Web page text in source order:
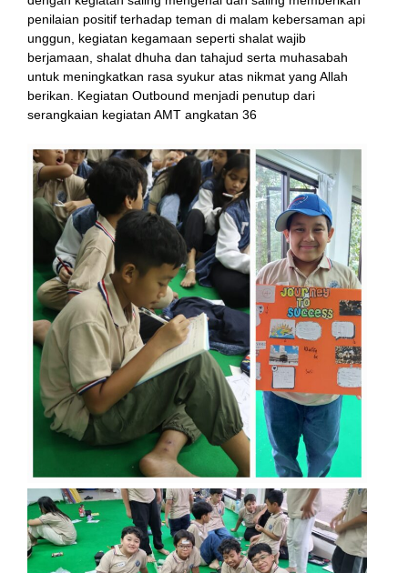
penilaian positif terhadap teman di malam kebersaman api
unggun, kegiatan kegamaan seperti shalat wajib
berjamaan, shalat dhuha dan tahajud serta muhasabah
untuk meningkatkan rasa syukur atas nikmat yang Allah
berikan. Kegiatan Outbound menjadi penutup dari
serangkaian kegiatan AMT angkatan 36